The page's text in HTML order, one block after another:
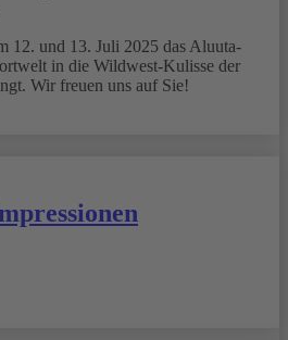
12. und 13. Juli 2025 das Aluuta-
in die Wildwest-Kulisse der
Wir freuen uns auf Sie!